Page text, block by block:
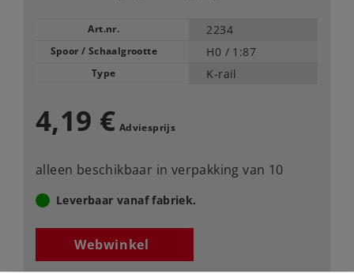
Art.nr. 2234
Spoor / Schaalgrootte H0 / 1:87
Type K-rail
4,19 € Adviesprijs
alleen beschikbaar in verpakking van 10
Leverbaar vanaf fabriek.
Webwinkel